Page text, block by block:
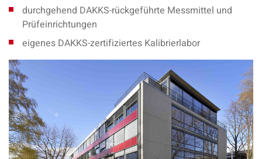
durchgehend DAKKS-rückgeführte Messmittel und
Prüfeinrichtungen
eigenes DAKKS-zertifiziertes Kalibrierlabor